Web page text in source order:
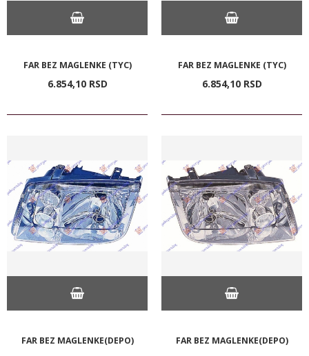
FAR BEZ MAGLENKE (TYC)
6.854,10 RSD
FAR BEZ MAGLENKE (TYC)
6.854,10 RSD
FAR BEZ MAGLENKE(DEPO) FAR BEZ MAGLENKE(DEPO)